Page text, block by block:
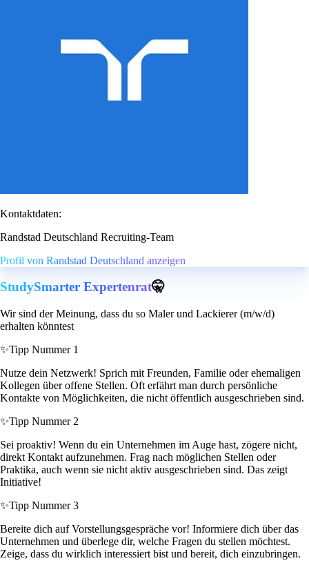
Kontaktdaten:
Randstad Deutschland Recruiting-Team
Profil von Randstad Deutschland anzeigen
StudySmarter Expertenrat🤫
Wir sind der Meinung, dass du so Maler und Lackierer (m/w/d)
erhalten könntest
✨Tipp Nummer 1
Nutze dein Netzwerk! Sprich mit Freunden, Familie oder ehemaligen
Kollegen über offene Stellen. Oft erfährt man durch persönliche
Kontakte von Möglichkeiten, die nicht öffentlich ausgeschrieben sind.
✨Tipp Nummer 2
Sei proaktiv! Wenn du ein Unternehmen im Auge hast, zögere nicht,
direkt Kontakt aufzunehmen. Frag nach möglichen Stellen oder
Praktika, auch wenn sie nicht aktiv ausgeschrieben sind. Das zeigt
Initiative!
✨Tipp Nummer 3
Bereite dich auf Vorstellungsgespräche vor! Informiere dich über das
Unternehmen und überlege dir, welche Fragen du stellen möchtest.
Zeige, dass du wirklich interessiert bist und bereit, dich einzubringen.